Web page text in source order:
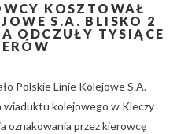
KOSZTOWAŁ
S.A. BLISKO 2
ODCZUŁY TYSIĄCE
Polskie Linie Kolejowe S.A.
kolejowego w Kleczy
oznakowania przez kierowcę